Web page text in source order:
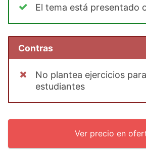
El tema está presentado
Contras
No plantea ejercicios
estudiantes
Ver precio en